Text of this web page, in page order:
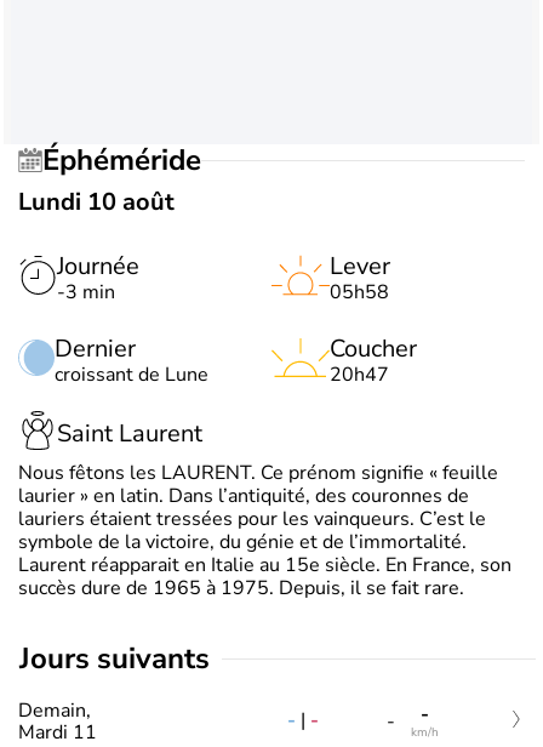
Éphéméride
Lundi 10 août
Journée
-3 min
Dernier
croissant de Lune
Lever
05h58
Coucher
20h47
Saint Laurent
Nous fêtons les LAURENT. Ce prénom signifie « feuille
laurier » en latin. Dans l’antiquité, des couronnes de
lauriers étaient tressées pour les vainqueurs. C’est le
symbole de la victoire, du génie et de l’immortalité.
Laurent réapparait en Italie au 15e siècle. En France, son
succès dure de 1965 à 1975. Depuis, il se fait rare.
jours suivants
Demain,
Mardi 11
- | - - -
km/h